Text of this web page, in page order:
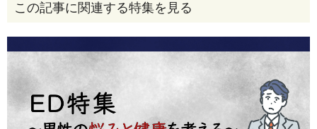
引用：浜松町第一クリニック│2021年度 年齢別ED患者データ
https://www.hama1-cl.jp/statistics/p_statistics_graph.html
ED初診数の割合は特に20代後半から増加傾向がみられま
この記事に関連する特集を見る